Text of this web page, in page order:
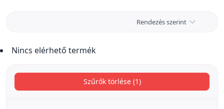
Szűrők törlése (1)
Rendezés szerint
Nincs elérhető termék